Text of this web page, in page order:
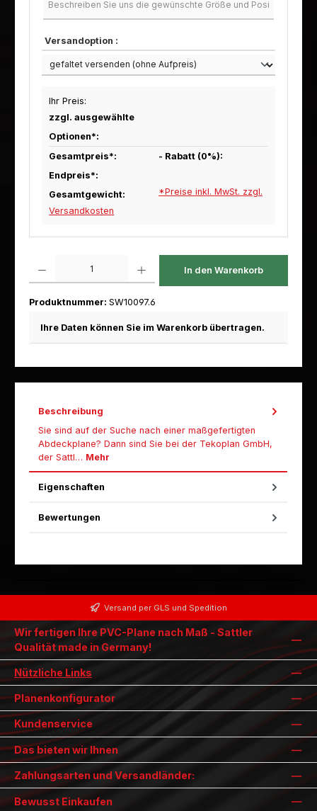
Versandoption :
Ihr Preis:
zzgl. ausgewählte
Optionen*:
Gesamtpreis*:
- Rabatt (0%):
Endpreis*:
Gesamtgewicht:
*Preise inkl. MwSt. zzgl.
Versandkosten
In den Warenkorb
Produktnummer: SW10097.6
Ihre Daten können Sie im Warenkorb übertragen.
Beschreibung
Sie sind auf der Suche nach einer maßgefertigten
Abdeckplane? Dann sind Sie bei der Tekoplan GmbH,
der Sattl… Mehr
Eigenschaften
Bewertungen
Versand per GLS und Spedition
Wir fertigen Ihre PVC-Plane nach Maß - Sattler
Qualität made in Germany!
Nützliche Links
Planenkonfigurator
Kundenservice
Das bieten wir Ihnen
Zahlungsarten und Versandländer:
Bewusst Einkaufen